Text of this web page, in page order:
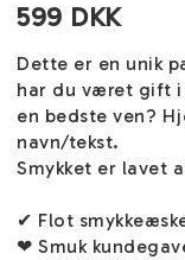
599 DKK
Dette er en unik
har du været gift i
en bedste ven?
navn/tekst.
Smykket er lavet
✔ Flot
❤ Smuk